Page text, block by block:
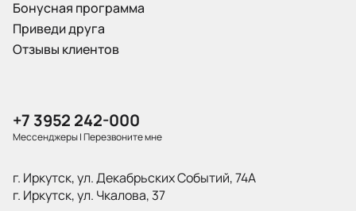
Бонусная программа
Приведи друга
Отзывы клиентов
+7 3952 242-000
Мессенджеры|Перезвоните мне
г. Иркутск, ул. Декабрьских Событий, 74А
г. Иркутск, ул. Чкалова, 37